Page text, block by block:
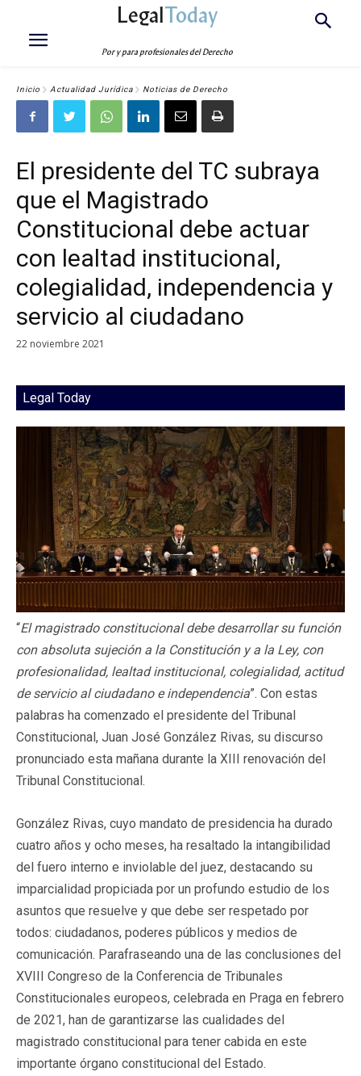
LegalToday
Por y para profesionales del Derecho
Inicio Actualidad Jurídica Noticias de Derecho
El presidente del TC subraya
que el Magistrado
Constitucional debe actuar
con lealtad institucional,
colegialidad, independencia y
servicio al ciudadano
22 noviembre 2021
Legal Today
“El magistrado constitucional debe desarrollar su función
con absoluta sujeción a la Constitución y a la Ley, con
profesionalidad, lealtad institucional, colegialidad, actitud
de servicio al ciudadano e independencia”. Con estas
palabras ha comenzado el presidente del Tribunal
Constitucional, Juan José González Rivas, su discurso
pronunciado esta mañana durante la XIII renovación del
Tribunal Constitucional.
González Rivas, cuyo mandato de presidencia ha durado
cuatro años y ocho meses, ha resaltado la intangibilidad
del fuero interno e inviolable del juez, destacando su
imparcialidad propiciada por un profundo estudio de los
asuntos que resuelve y que debe ser respetado por
todos: ciudadanos, poderes públicos y medios de
comunicación. Parafraseando una de las conclusiones del
XVIII Congreso de la Conferencia de Tribunales
Constitucionales europeos, celebrada en Praga en febrero
de 2021, han de garantizarse las cualidades del
magistrado constitucional para tener cabida en este
importante órgano constitucional del Estado.